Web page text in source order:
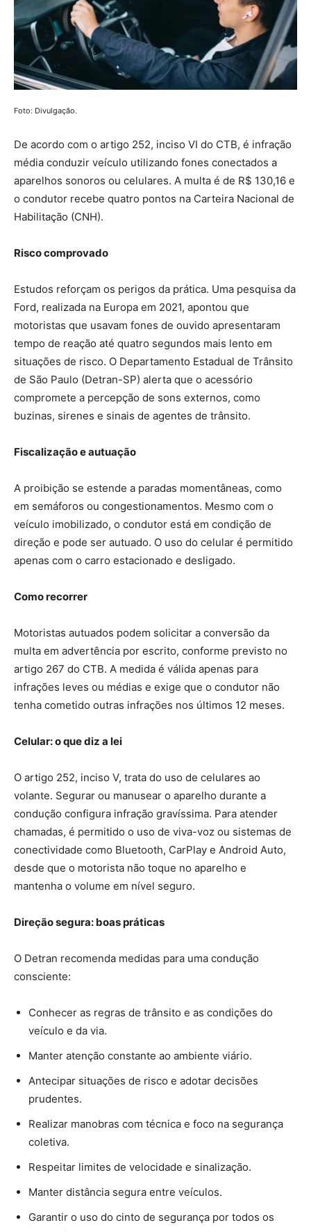
Foto: Divulgação.
De acordo com o artigo 252, inciso VI do CTB, é infração
média conduzir veículo utilizando fones conectados a
aparelhos sonoros ou celulares. A multa é de R$ 130,16 e
o condutor recebe quatro pontos na Carteira Nacional de
Habilitação (CNH).
Risco comprovado
Estudos reforçam os perigos da prática. Uma pesquisa da
Ford, realizada na Europa em 2021, apontou que
motoristas que usavam fones de ouvido apresentaram
tempo de reação até quatro segundos mais lento em
situações de risco. O Departamento Estadual de Trânsito
de São Paulo (Detran-SP) alerta que o acessório
compromete a percepção de sons externos, como
buzinas, sirenes e sinais de agentes de trânsito.
Fiscalização e autuação
A proibição se estende a paradas momentâneas, como
em semáforos ou congestionamentos. Mesmo com o
veículo imobilizado, o condutor está em condição de
direção e pode ser autuado. O uso do celular é permitido
apenas com o carro estacionado e desligado.
Como recorrer
Motoristas autuados podem solicitar a conversão da
multa em advertência por escrito, conforme previsto no
artigo 267 do CTB. A medida é válida apenas para
infrações leves ou médias e exige que o condutor não
tenha cometido outras infrações nos últimos 12 meses.
Celular: o que diz a lei
O artigo 252, inciso V, trata do uso de celulares ao
volante. Segurar ou manusear o aparelho durante a
condução configura infração gravíssima. Para atender
chamadas, é permitido o uso de viva-voz ou sistemas de
conectividade como Bluetooth, CarPlay e Android Auto,
desde que o motorista não toque no aparelho e
mantenha o volume em nível seguro.
Direção segura: boas práticas
O Detran recomenda medidas para uma condução
consciente:
Conhecer as regras de trânsito e as condições do
veículo e da via.
Manter atenção constante ao ambiente viário.
Antecipar situações de risco e adotar decisões
prudentes.
Realizar manobras com técnica e foco na segurança
coletiva.
Respeitar limites de velocidade e sinalização.
Manter distância segura entre veículos.
Garantir o uso do cinto de segurança por todos os